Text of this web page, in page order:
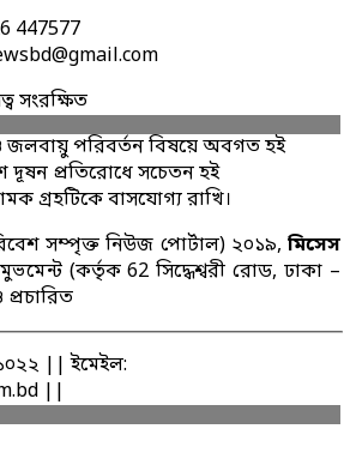
447577
সংরক্ষিত
পরিবর্তন বিষয়ে অবগত হই
দূষন প্রতিরোধে সচেতন হই
গ্রহটিকে বাসযোগ্য রাখি।
সম্পৃক্ত নিউজ পোর্টাল) ২০১৯, মিসেস
(কর্তৃক 62 সিদ্ধেশ্বরী রোড, ঢাকা –
|| ইমেইল:
||